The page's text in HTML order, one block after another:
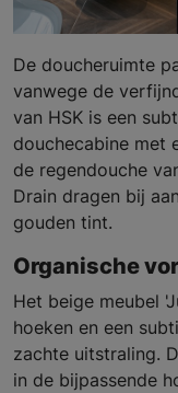
De doucheruimte
vanwege de
van HSK is een
douchecabine met
de regendouche
Drain dragen bij
gouden tint.
Organische
Het beige meubel
hoeken en een
zachte uitstraling.
in de bijpassende